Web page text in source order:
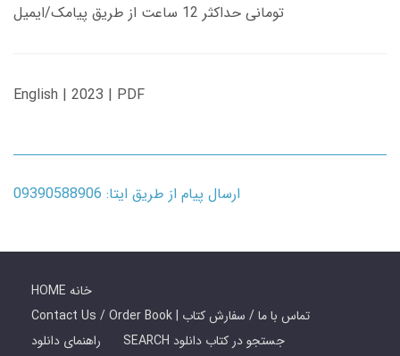
تومانی حداکثر 12 ساعت از طریق پیامک/ایمیل
English | 2023 | PDF
ارسال پیام از طریق ایتا: 09390588906
HOME خانه
Contact Us / Order Book | تماس با ما / سفارش کتاب
راهنمای دانلود
SEARCH جستجو در کتاب دانلود